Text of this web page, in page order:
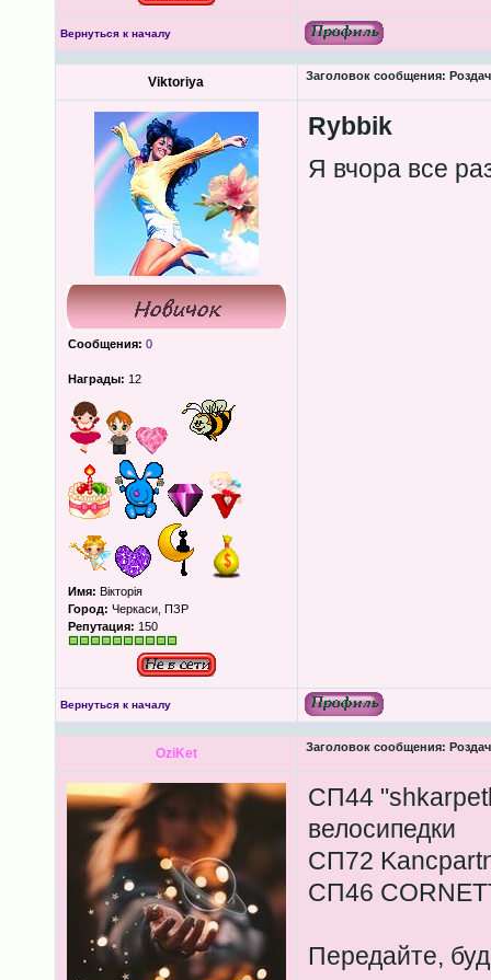
Вернуться к началу
Viktoriya Заголовок сообщения:
Сообщения: 0
Награды: 12
Имя: Вікторія
Город: Черкаси, ПЗР
Репутация: 150
Rybbik
Я вчора все
Вернуться к началу
OziKet Заголовок сообщения:
СП44
велосипедки
СП72
СП46
Передайте,